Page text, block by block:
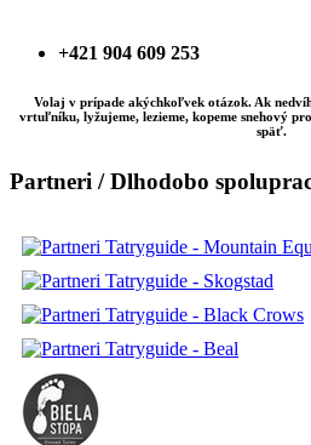
+421 904 609 253
Volaj v prípade akýchkoľvek otázok. Ak
vrtuľníku, lyžujeme, lezieme, kopeme snehový
späť.
Partneri / Dlhodobo